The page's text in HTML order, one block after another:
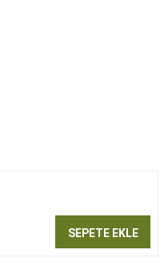
SEPETE EKLE